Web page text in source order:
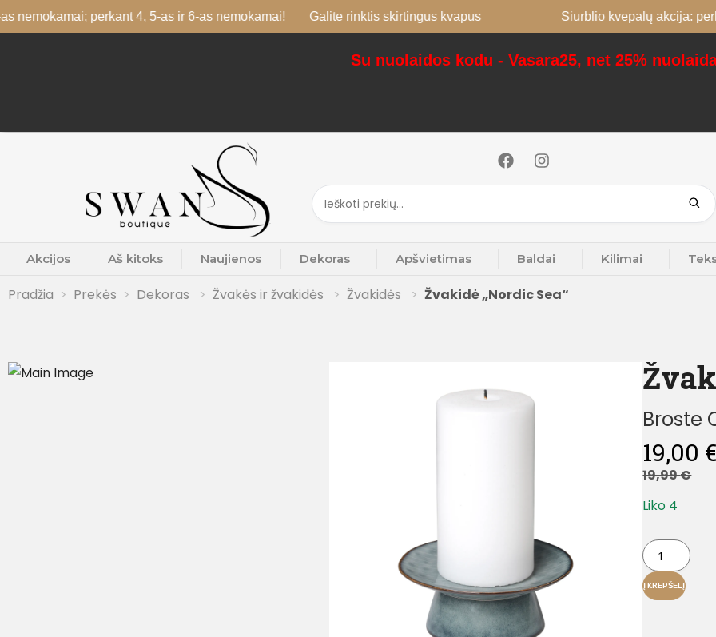
perkant 4, 5-as ir 6-as nemokamai! Galite rinktis skirtingus kvapus Siurblio kvepalų akcija: perkant
Su nuolaidos kodu - Vasara25, net 25%
Akcijos Aš kitoks Naujienos Dekoras Apšvietimas Baldai Kilimai
Pradžia Prekės Dekoras Žvakės ir žvakidės Žvakidės Žvakidė „Nordic Sea“
Broste
19,00
19,99€
Liko 4
Į KREPŠELĮ